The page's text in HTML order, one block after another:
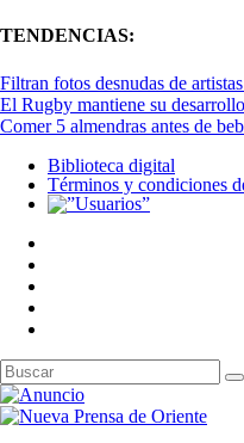
TENDENCIAS:
Filtran fotos desnudas de
El Rugby mantiene su
Comer 5 almendras antes de
Biblioteca digital
Términos y condiciones